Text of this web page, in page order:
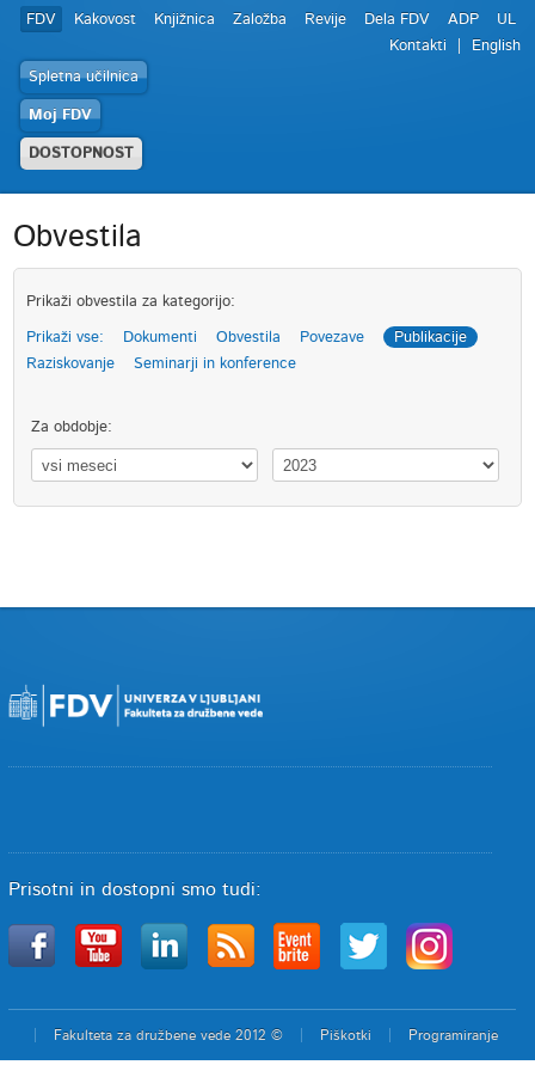
FDV Kakovost Knjižnica Založba Revije Dela FDV ADP
UL
Kontakti
English
Spletna učilnica
Moj FDV
DOSTOPNOST
Obvestila
Prikaži obvestila za kategorijo:
Prikaži vse: Dokumenti Obvestila Povezave
Publikacije
Raziskovanje
Seminarji in konference
Za obdobje:
Prisotni in dostopni smo tudi:
Fakulteta za družbene vede 2012 © Piškotki Programiranje